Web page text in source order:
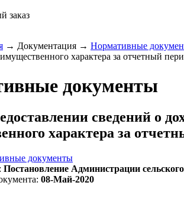
заказ
→ Документация → Нормативные
имущественного характера за отчетный
документы
сведений о
характера за
документы
Постановление Администрации
08-Май-2020